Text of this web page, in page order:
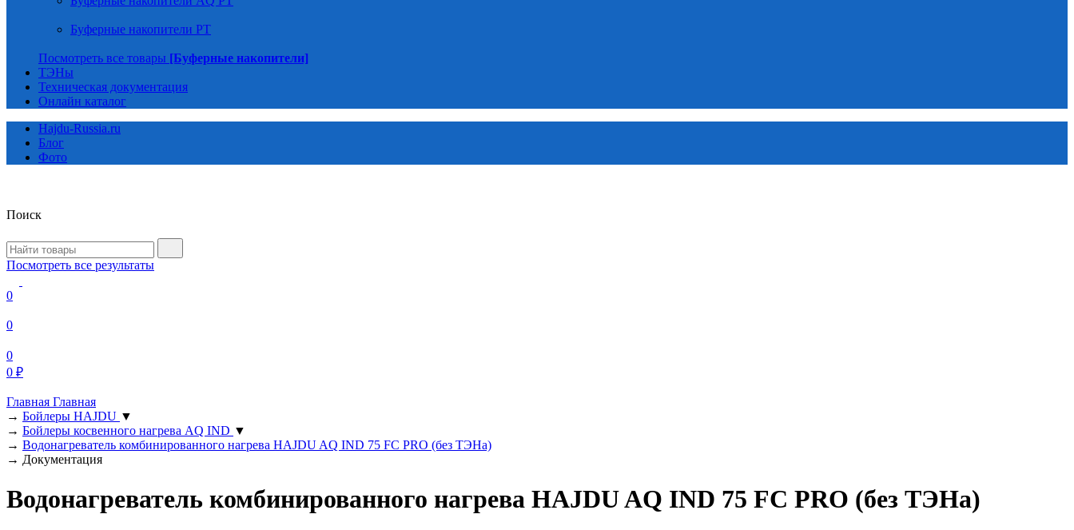
Буферные накопители PT
Посмотреть все товары [Буферные накопители]
ТЭНы
Техническая документация
Онлайн каталог
Hajdu-Russia.ru
Блог
Фото
Поиск
Посмотреть все результаты
0
0
0
0 ₽
Главная Главная
→ Бойлеры HAJDU ▼
→ Бойлеры косвенного нагрева AQ IND ▼
→ Водонагреватель комбинированного нагрева HAJDU AQ IND 75 FC PRO (без ТЭНа)
→ Документация
Водонагреватель комбинированного нагрева HAJDU AQ IND 75 FC PRO (без ТЭНа)